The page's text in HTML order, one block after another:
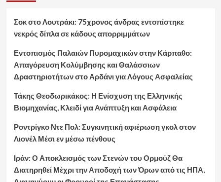
Σοκ στο Λουτράκι: 75χρονος άνδρας εντοπίστηκε
νεκρός δίπλα σε κάδους απορριμμάτων
Εντοπισμός Παλαιών Πυρομαχικών στην Κάρπαθο:
Απαγόρευση Κολύμβησης και Θαλάσσιων
Δραστηριοτήτων στο Αρδάνι για Λόγους Ασφαλείας
Τάκης Θεοδωρικάκος: Η Ενίσχυση της Ελληνικής
Βιομηχανίας, Κλειδί για Ανάπτυξη και Ασφάλεια
Ροντρίγκο Ντε Πολ: Συγκινητική αφιέρωση γκολ στον
Λιονέλ Μέσι εν μέσω πένθους
Ιράν: Ο Αποκλεισμός των Στενών του Ορμούζ Θα
Διατηρηθεί Μέχρι την Αποδοχή των Όρων από τις ΗΠΑ,